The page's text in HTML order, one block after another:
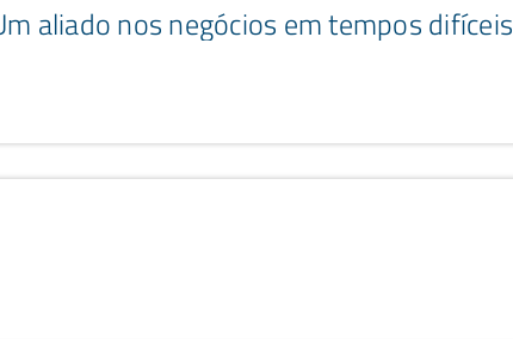
aliado nos negócios em tempos difíceis